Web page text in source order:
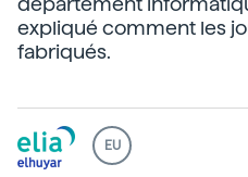
expliqué comment les
fabriqués.
EU